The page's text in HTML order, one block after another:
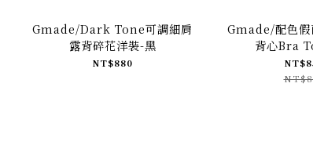
Gmade/Dark Tone可調細肩
露背碎花洋裝-黑
NT$880
Gmade/配色假
背心Bra